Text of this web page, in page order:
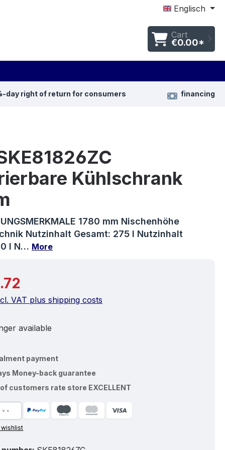
Englisch
Cart
€0.00*
day right of return for consumers financing
Kühlschrank
1780 mm Nischenhöhe
Nutzinhalt Gesamt: 275 l Nutzinhalt
l N… More
VAT plus shipping costs
available
payment
Money-back guarantee
customers rate store EXCELLENT